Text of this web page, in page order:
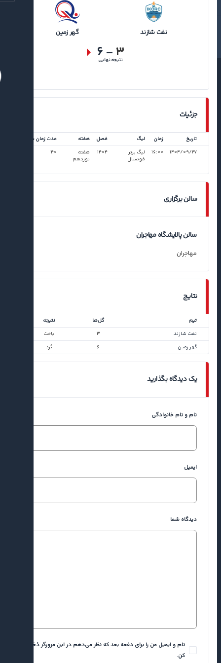
نفت شازند گهر زمین
۳- ۶
نتیجه نهایی
جزئیات
تاریخ زمان لیگ فصل هفته
مدت زمان بازی
۱۴۰۴/۰۹/۲۷
۱۶:۰۰
لیگ برتر
فوتسال
۱۴۰۴
هفته
نوزدهم
۴۰'
سالن برگزاری
سالن پالایشگاه مهاجران
مهاجران
نتایج
تیم گل‌ها
نتیجه
نفت شازند
۳
باخت
گهر زمین
۶ بُرد
یک دیدگاه بگذارید
نام و نام خانوادگی
ایمیل
دیدگاه شما
نام و ایمیل من را برای دفعه بعد که نظر می‌دهم در این مرورگر ذخیره
کن.